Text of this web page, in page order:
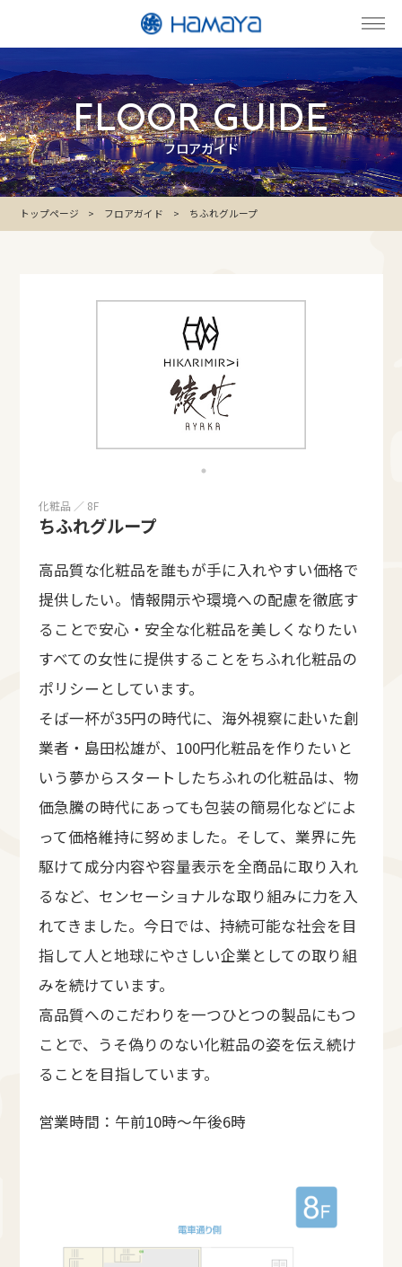
FLOOR GUIDE
フロアガイド
トップページ フロアガイド ちふれグループ
化粧品 ／ 8F
ちふれグループ
高品質な化粧品を誰もが手に入れやすい価格で
提供したい。情報開示や環境への配慮を徹底す
ることで安心・安全な化粧品を美しくなりたい
すべての女性に提供することをちふれ化粧品の
ポリシーとしています。
そば一杯が35円の時代に、海外視察に赴いた創
業者・島田松雄が、100円化粧品を作りたいと
いう夢からスタートしたちふれの化粧品は、物
価急騰の時代にあっても包装の簡易化などによ
って価格維持に努めました。そして、業界に先
駆けて成分内容や容量表示を全商品に取り入れ
るなど、センセーショナルな取り組みに力を入
れてきました。今日では、持続可能な社会を目
指して人と地球にやさしい企業としての取り組
みを続けています。
高品質へのこだわりを一つひとつの製品にもつ
ことで、うそ偽りのない化粧品の姿を伝え続け
ることを目指しています。
営業時間：午前10時～午後6時